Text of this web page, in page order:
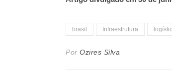
brasil Infraestrutura
Por Ozires Silva